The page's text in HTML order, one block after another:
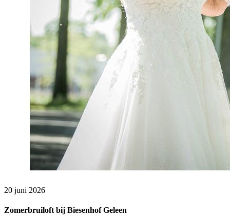
20 juni 2026
Zomerbruiloft bij Biesenhof Geleen